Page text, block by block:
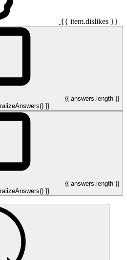
{{ item.dislikes }}
{{ answers.length }}
}}
{{ answers.length }}
}}